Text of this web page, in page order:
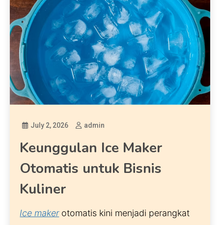
July 2, 2026 admin
Keunggulan Ice Maker
Otomatis untuk Bisnis
Kuliner
Ice maker otomatis kini menjadi perangkat